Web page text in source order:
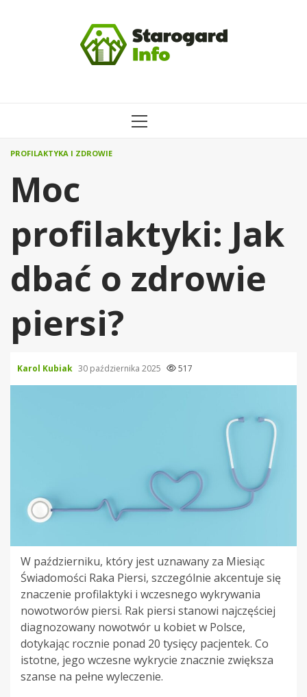
MENU
PROFILAKTYKA I ZDROWIE
Moc
profilaktyki: Jak
dbać o zdrowie
piersi?
Karol Kubiak 30 października 2025 517
W październiku, który jest uznawany za Miesiąc
Świadomości Raka Piersi, szczególnie akcentuje się
znaczenie profilaktyki i wczesnego wykrywania
nowotworów piersi. Rak piersi stanowi najczęściej
diagnozowany nowotwór u kobiet w Polsce,
dotykając rocznie ponad 20 tysięcy pacjentek. Co
istotne, jego wczesne wykrycie znacznie zwiększa
szanse na pełne wyleczenie.